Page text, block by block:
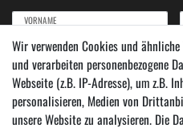
VORNAME
E-MAIL ***
Newsletter
Honig
Hiermit bestätige ich, dass ich die
kann ich jederzeit widerrufen.***
Wir verwenden Cookies und
und verarbeiten personenbezogene
Webseite (z.B. IP-Adresse), um z.B.
personalisieren, Medien von
unsere Website zu analysieren. Die